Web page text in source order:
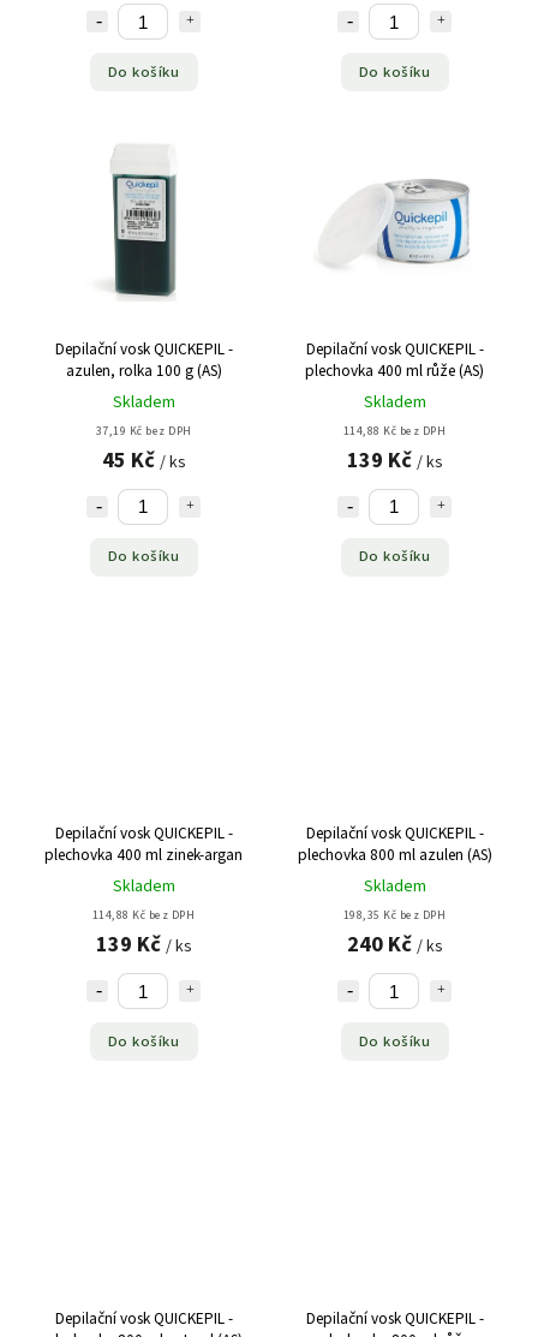
Do košíku Do košíku
Depilační vosk QUICKEPIL -
azulen, rolka 100 g (AS)
Skladem
37,19 Kč bez DPH
45 Kč / ks
Do košíku
Depilační vosk QUICKEPIL -
plechovka 400 ml růže (AS)
Skladem
114,88 Kč bez DPH
139 Kč / ks
Do košíku
Depilační vosk QUICKEPIL -
plechovka 400 ml zinek-argan
Skladem
114,88 Kč bez DPH
139 Kč / ks
Do košíku
Depilační vosk QUICKEPIL -
plechovka 800 ml azulen (AS)
Skladem
198,35 Kč bez DPH
240 Kč / ks
Do košíku
Depilační vosk QUICKEPIL -
Depilační vosk QUICKEPIL -